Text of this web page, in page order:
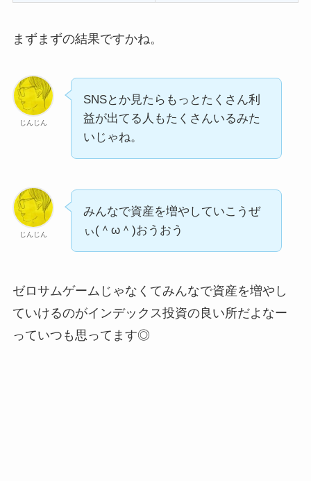
まずまずの結果ですかね。
じんじん
SNSとか見たらもっとたくさん利
益が出てる人もたくさんいるみた
いじゃね。
じんじん
みんなで資産を増やしていこうぜ
ぃ(＾ω＾)おうおう
ゼロサムゲームじゃなくてみんなで資産を増やし
ていけるのがインデックス投資の良い所だよなー
っていつも思ってます◎